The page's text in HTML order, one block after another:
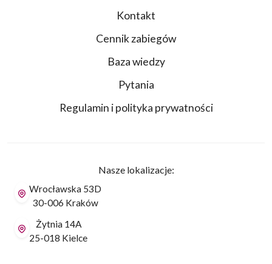
Kontakt
Cennik zabiegów
Baza wiedzy
Pytania
Regulamin i polityka prywatności
Nasze lokalizacje:
Wrocławska 53D
30-006 Kraków
Żytnia 14A
25-018 Kielce